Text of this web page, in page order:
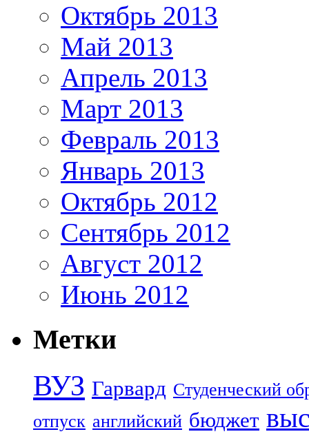
Октябрь 2013
Май 2013
Апрель 2013
Март 2013
Февраль 2013
Январь 2013
Октябрь 2012
Сентябрь 2012
Август 2012
Июнь 2012
Метки
ВУЗ Гарвард Студенческий
отпуск английский бюджет